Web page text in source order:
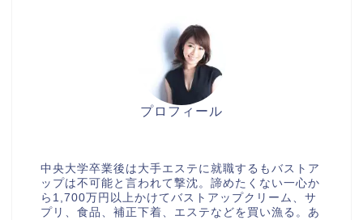
プロフィール
中央大学卒業後は大手エステに就職するもバストア
ップは不可能と言われて撃沈。諦めたくない一心か
ら1,700万円以上かけてバストアップクリーム、サ
プリ、食品、補正下着、エステなどを買い漁る。あ